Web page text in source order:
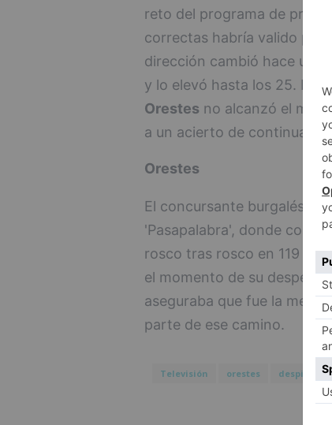
reto del programa de
correctas habría valido
dirección cambió hace una
y lo elevó hasta los 25. En
Orestes no alcanzó el
a un acierto de continuar.
Orestes
El concursante burgalés
'Pasapalabra', donde
rosco tras rosco en 119
el momento de su
aseguraba que fue la
parte de ese camino.
Televisión orestes despide